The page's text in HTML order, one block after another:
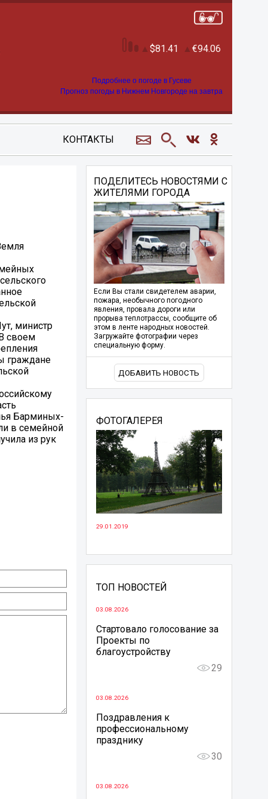
81.41 94.06
Подробнее о погоде в Гусеве
Прогноз погоды в Нижнем Новгороде на завтра
КОНТАКТЫ
министр
своем
граждане
Барминых-
в семейной
из рук
ПОДЕЛИТЕСЬ НОВОСТЯМИ С
ЖИТЕЛЯМИ ГОРОДА
Если Вы стали свидетелем аварии,
пожара, необычного погодного
явления, провала дороги или
прорыва теплотрассы, сообщите об
этом в ленте народных новостей.
Загружайте фотографии через
специальную форму.
ДОБАВИТЬ НОВОСТЬ
ФОТОГАЛЕРЕЯ
29.01.2019
ТОП НОВОСТЕЙ
03.08.2026
Стартовало голосование за
Проекты по
благоустройству
29
03.08.2026
Поздравления к
профессиональному
празднику
30
03.08.2026